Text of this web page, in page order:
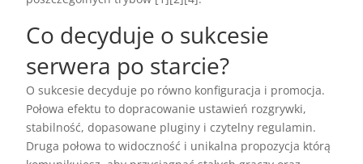
Co decyduje o sukcesie
serwera po starcie?
O sukcesie decyduje po równo konfiguracja i promocja.
Połowa efektu to dopracowanie ustawień rozgrywki,
stabilność, dopasowane pluginy i czytelny regulamin.
Druga połowa to widoczność i unikalna propozycja którą